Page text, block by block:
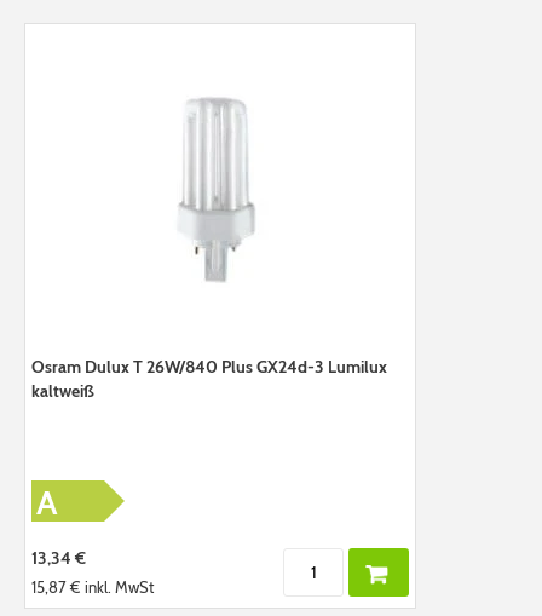
Osram Dulux T 26W/840 Plus GX24d-3 Lumilux
kaltweiß
A
13,34 €
15,87 € inkl. MwSt